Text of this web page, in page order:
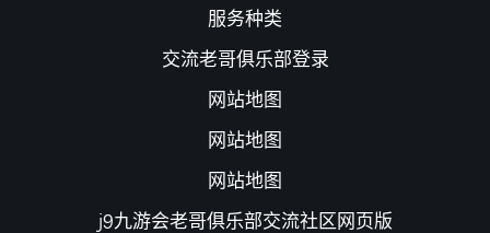
服务种类
交流老哥俱乐部登录
网站地图
网站地图
网站地图
j9九游会老哥俱乐部交流社区网页版